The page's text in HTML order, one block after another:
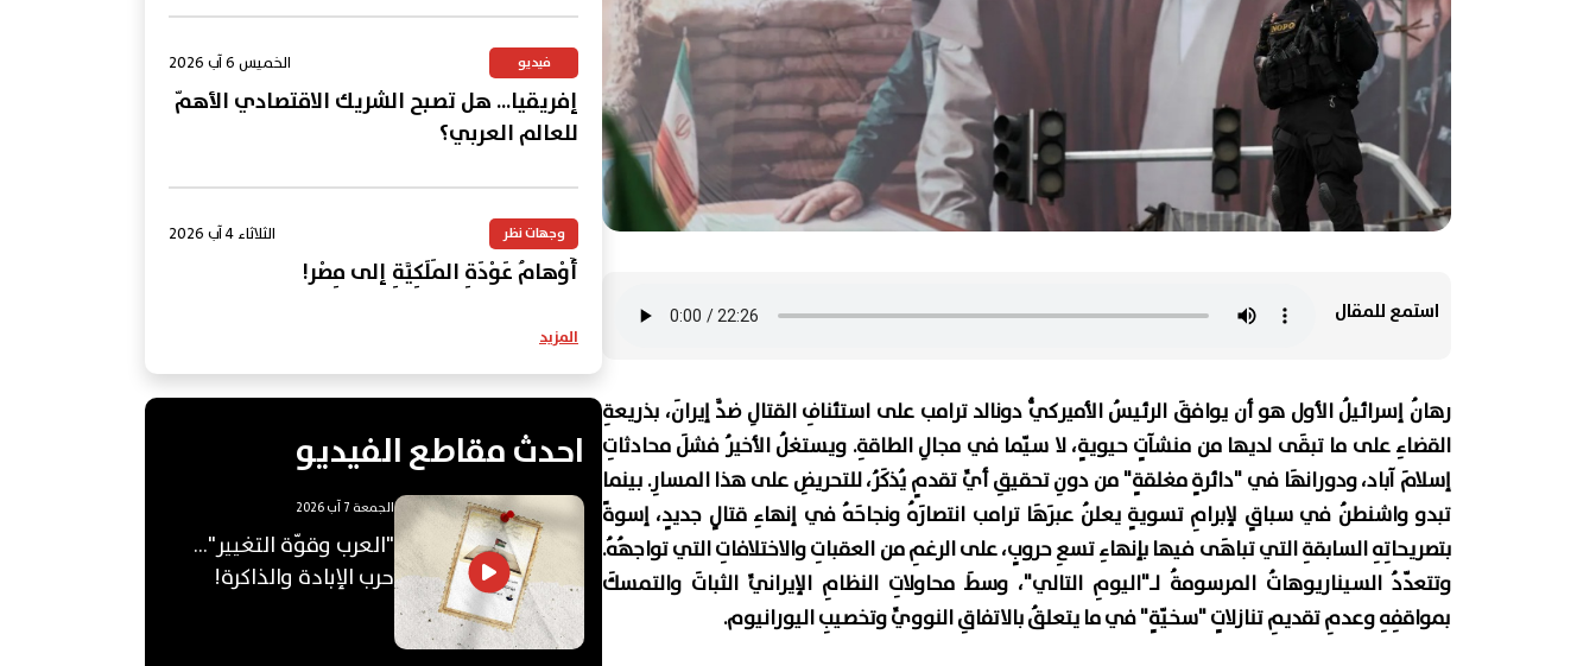
استمع للمقال
رهانُ إسرائيلُ الأول هو أن يوافقَ الرئيسُ الأميركيُّ دونالد ترامب على استئنافِ القتالِ ضدَّ إيرانَ، بذريعةِ
القضاءِ على ما تبقَى لديها من منشآتٍ حيويةٍ، لا سيّما في مجالِ الطاقةِ. ويستغلُ الأخيرُ فشلَ محادثاتِ
إسلامَ آباد، ودورانهَا في "دائرةٍ مغلقةٍ" من دونِ تحقيقِ أيِّ تقدمٍ يُذكَرُ، للتحريضِ على هذا المسارِ. بينما
تبدو واشنطنُ في سباقٍ لإبرامِ تسويةٍ يعلنُ عبرَهَا ترامب انتصارَهُ ونجاحَهُ في إنهاءِ قتالٍ جديدٍ، إسوةً
بتصريحاتِهِ السابقةِ التي تباهَى فيها بإنهاءِ تسعِ حروبٍ، على الرغمِ من العقباتِ والاختلافاتِ التي تواجهُهُ.
وتتعدّدُ السيناريوهاتُ المرسومةُ لـ"اليومِ التالي"، وسطَ محاولاتِ النظامِ الإيرانيِّ الثباتَ والتمسكَ
بمواقفِهِ وعدمِ تقديمِ تنازلاتٍ "سخيّةٍ" في ما يتعلقُ بالاتفاقِ النوويِّ وتخصيبِ اليورانيوم.
فيديو الخميس 6 آب 2026
إفريقيا... هل تصبح الشريك الاقتصادي الأهمّ
للعالم العربي؟
وجهات نظر الثلاثاء 4 آب 2026
أَوْهامُ عَوْدَةِ المَلَكِيَّةِ إلى مِصْر!
المزيد
احدث مقاطع الفيديو
الجمعة 7 آب 2026
"العرب وقوّة التغيير"...
حرب الإبادة والذاكرة!